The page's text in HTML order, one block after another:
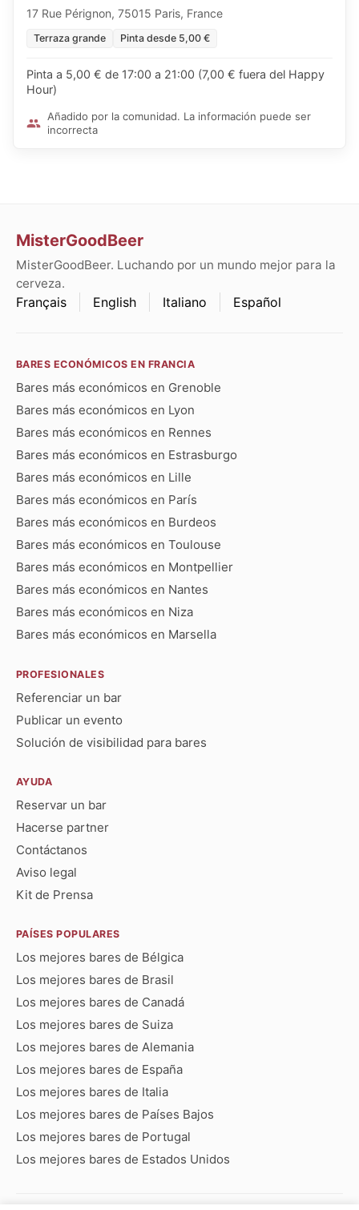
17 Rue Pérignon, 75015 Paris, France
Terraza grande Pinta desde 5,00 €
Pinta a 5,00 € de 17:00 a 21:00 (7,00 € fuera del Happy
Hour)
Añadido por la comunidad. La información puede ser
incorrecta
MisterGoodBeer
MisterGoodBeer. Luchando por un mundo mejor para la
cerveza.
Français English Italiano Español
BARES ECONÓMICOS EN FRANCIA
Bares más económicos en Grenoble
Bares más económicos en Lyon
Bares más económicos en Rennes
Bares más económicos en Estrasburgo
Bares más económicos en Lille
Bares más económicos en París
Bares más económicos en Burdeos
Bares más económicos en Toulouse
Bares más económicos en Montpellier
Bares más económicos en Nantes
Bares más económicos en Niza
Bares más económicos en Marsella
PROFESIONALES
Referenciar un bar
Publicar un evento
Solución de visibilidad para bares
AYUDA
Reservar un bar
Hacerse partner
Contáctanos
Aviso legal
Kit de Prensa
PAÍSES POPULARES
Los mejores bares de Bélgica
Los mejores bares de Brasil
Los mejores bares de Canadá
Los mejores bares de Suiza
Los mejores bares de Alemania
Los mejores bares de España
Los mejores bares de Italia
Los mejores bares de Países Bajos
Los mejores bares de Portugal
Los mejores bares de Estados Unidos